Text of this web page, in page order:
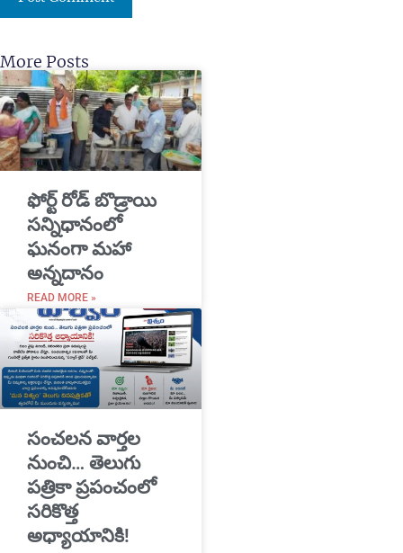
More Posts
​ఫోర్ట్ రోడ్ బొడ్రాయి
సన్నిధానంలో
ఘనంగా మహా
అన్నదానం
READ MORE »
సంచలన వార్తల
నుంచి… తెలుగు
పత్రికా ప్రపంచంలో
సరికొత్త
అధ్యాయానికి!